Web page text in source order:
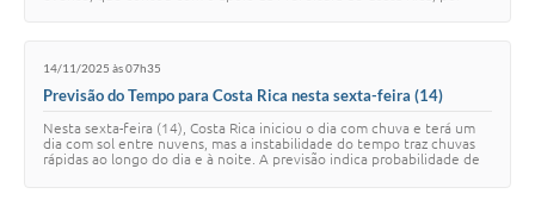
14/11/2025 às 07h35
Previsão do Tempo para Costa Rica nesta sexta-feira (14)
Nesta sexta-feira (14), Costa Rica iniciou o dia com chuva e terá um
dia com sol entre nuvens, mas a instabilidade do tempo traz chuvas
rápidas ao longo do dia e à noite. A previsão indica probabilidade de